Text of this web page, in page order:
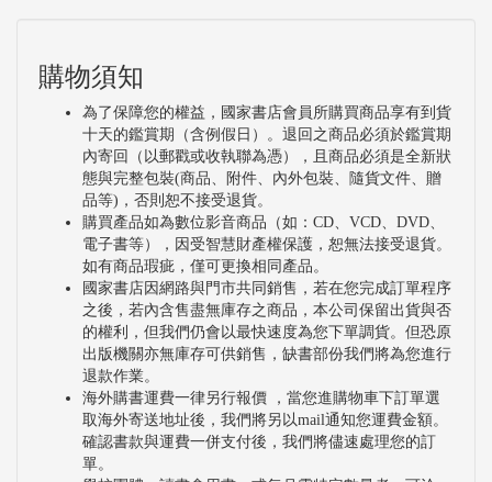
購物須知
為了保障您的權益，國家書店會員所購買商品享有到貨
十天的鑑賞期（含例假日）。退回之商品必須於鑑賞期
內寄回（以郵戳或收執聯為憑），且商品必須是全新狀
態與完整包裝(商品、附件、內外包裝、隨貨文件、贈
品等)，否則恕不接受退貨。
購買產品如為數位影音商品（如：CD、VCD、DVD、
電子書等），因受智慧財產權保護，恕無法接受退貨。
如有商品瑕疵，僅可更換相同產品。
國家書店因網路與門市共同銷售，若在您完成訂單程序
之後，若內含售盡無庫存之商品，本公司保留出貨與否
的權利，但我們仍會以最快速度為您下單調貨。但恐原
出版機關亦無庫存可供銷售，缺書部份我們將為您進行
退款作業。
海外購書運費一律另行報價 ，當您進購物車下訂單選
取海外寄送地址後，我們將另以mail通知您運費金額。
確認書款與運費一併支付後，我們將儘速處理您的訂
單。